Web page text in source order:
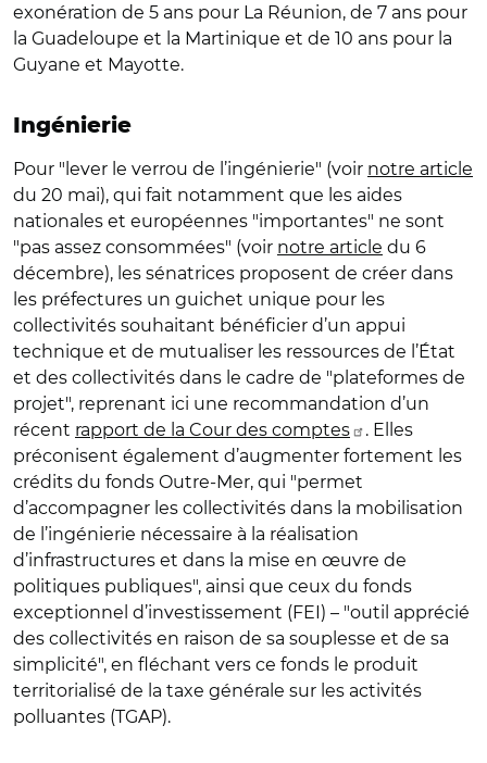
exonération de 5 ans pour La Réunion, de 7 ans pour
la Guadeloupe et la Martinique et de 10 ans pour la
Guyane et Mayotte.
Ingénierie
Pour "lever le verrou de l’ingénierie" (voir notre article
du 20 mai), qui fait notamment que les aides
nationales et européennes "importantes" ne sont
"pas assez consommées" (voir notre article du 6
décembre), les sénatrices proposent de créer dans
les préfectures un guichet unique pour les
collectivités souhaitant bénéficier d’un appui
technique et de mutualiser les ressources de l’État
et des collectivités dans le cadre de "plateformes de
projet", reprenant ici une recommandation d’un
récent rapport de la Cour des comptes
. Elles
préconisent également d’augmenter fortement les
crédits du fonds Outre-Mer, qui "permet
d’accompagner les collectivités dans la mobilisation
de l’ingénierie nécessaire à la réalisation
d’infrastructures et dans la mise en œuvre de
politiques publiques", ainsi que ceux du fonds
exceptionnel d’investissement (FEI) – "outil apprécié
des collectivités en raison de sa souplesse et de sa
simplicité", en fléchant vers ce fonds le produit
territorialisé de la taxe générale sur les activités
polluantes (TGAP).